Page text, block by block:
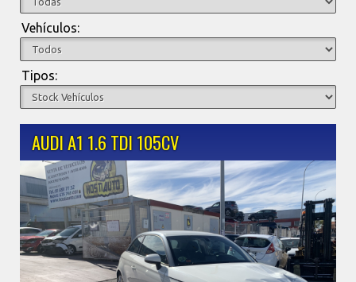
Vehículos:
Tipos:
AUDI A1 1.6 TDI 105CV